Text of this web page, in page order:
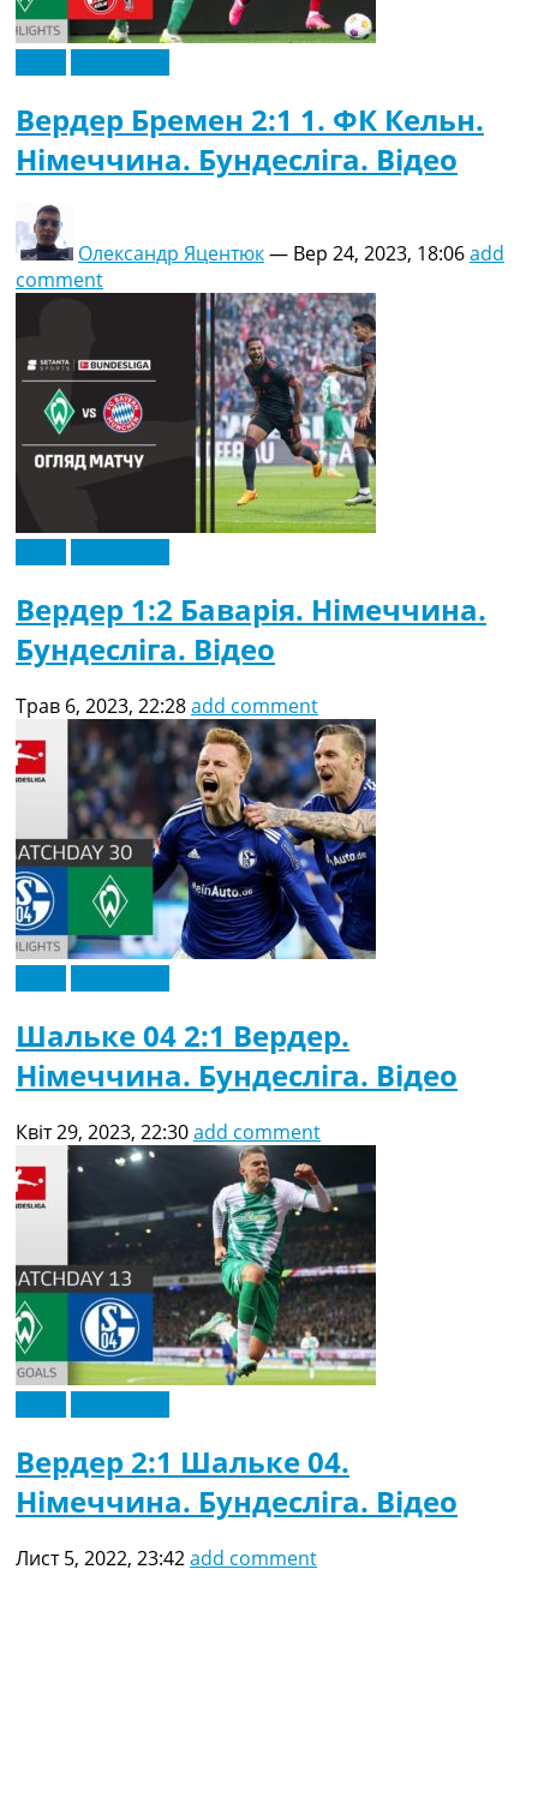
Вердер Бремен 2:1 1. ФК Кельн.
Німеччина. Бундесліга. Відео
Олександр Яцентюк— Вер 24, 2023, 18:06add
comment
Вердер 1:2 Баварія. Німеччина.
Бундесліга. Відео
Трав 6, 2023, 22:28add comment
Шальке 04 2:1 Вердер.
Німеччина. Бундесліга. Відео
Квіт 29, 2023, 22:30add comment
Вердер 2:1 Шальке 04.
Німеччина. Бундесліга. Відео
Лист 5, 2022, 23:42add comment